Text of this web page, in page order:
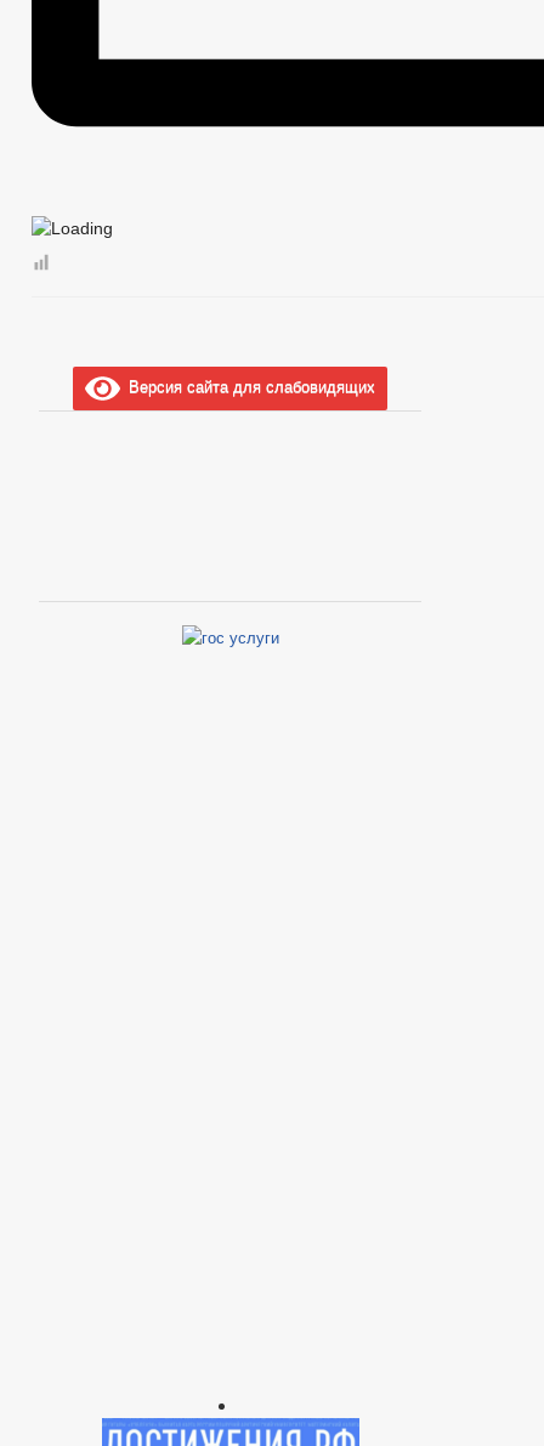
Версия сайта для слабовидящих